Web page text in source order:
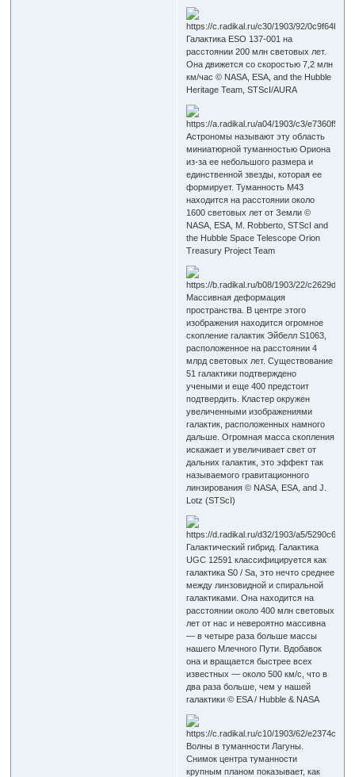
Галактика ESO 137-001 на
расстоянии 200 млн световых лет.
Она движется со скоростью 7,2 млн
км/час © NASA, ESA, and the Hubble
Heritage Team, STScI/AURA
Астрономы называют эту область
миниатюрной туманностью Ориона
из-за ее небольшого размера и
единственной звезды, которая ее
формирует. Туманность M43
находится на расстоянии около
1600 световых лет от Земли ©
NASA, ESA, M. Robberto, STScI and
the Hubble Space Telescope Orion
Treasury Project Team
Массивная деформация
пространства. В центре этого
изображения находится огромное
скопление галактик Эйбелл S1063,
расположенное на расстоянии 4
млрд световых лет. Существование
51 галактики подтверждено
учеными и еще 400 предстоит
подтвердить. Кластер окружен
увеличенными изображениями
галактик, расположенных намного
дальше. Огромная масса скопления
искажает и увеличивает свет от
дальних галактик, это эффект так
называемого гравитационного
линзирования © NASA, ESA, and J.
Lotz (STScI)
Галактический гибрид. Галактика
UGC 12591 классифицируется как
галактика S0 / Sa, это нечто среднее
между линзовидной и спиральной
галактиками. Она находится на
расстоянии около 400 млн световых
лет от нас и невероятно массивна
— в четыре раза больше массы
нашего Млечного Пути. Вдобавок
она и вращается быстрее всех
известных — около 500 км/с, что в
два раза больше, чем у нашей
галактики © ESA / Hubble & NASA
Волны в туманности Лагуны.
Снимок центра туманности
крупным планом показывает, как